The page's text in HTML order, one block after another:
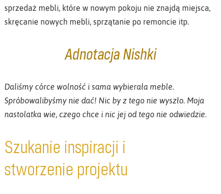
sprzedaż mebli, które w nowym pokoju nie znajdą miejsca,
skręcanie nowych mebli, sprzątanie po remoncie itp.
Adnotacja Nishki
Daliśmy córce wolność i sama wybierała meble.
Spróbowalibyśmy nie dać! Nic by z tego nie wyszło. Moja
nastolatka wie, czego chce i nic jej od tego nie odwiedzie.
Szukanie inspiracji i
stworzenie projektu